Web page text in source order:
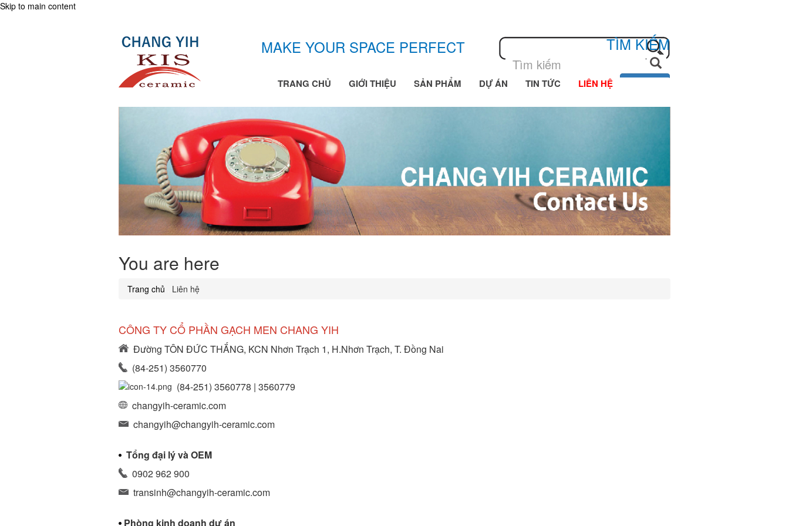
Skip to main content
MAKE YOUR SPACE PERFECT TÌM KIẾM
TRANG CHỦ GIỚI THIỆU SẢN PHẨM DỰ ÁN TIN TỨC LIÊN HỆ
You are here
Trang chủ Liên hệ
CÔNG TY CỔ PHẦN GẠCH MEN CHANG YIH
Đường TÔN ĐỨC THẮNG, KCN Nhơn Trạch 1, H.Nhơn Trạch, T. Đồng Nai
(84-251) 3560770
(84-251) 3560778 | 3560779
changyih-ceramic.com
changyih@changyih-ceramic.com
Tổng đại lý và OEM
0902 962 900
transinh@changyih-ceramic.com
Phòng kinh doanh dự án